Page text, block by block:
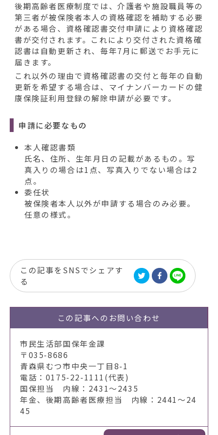
後期高齢者医療制度では、介護者や施設職員等の
第三者が被保険者本人の資格確認を補助する必要
がある場合、資格確認書交付申請により資格確認
書が交付されます。これにより交付された資格確
認書は自動更新され、毎年7月に郵送でお手元に
届きます。
これ以外の理由で資格確認書の交付と毎年の自動
更新を希望する場合は、マイナンバーカードの健
康保険証利用登録の解除申請が必要です。
申請に必要なもの
本人確認書類
氏名、住所、生年月日の記載があるもの。写
真入りの場合は1点、写真入りでない場合は2
点。
委任状
被保険者本人以外が申請する場合のみ必要。
任意の様式。
この記事をSNSでシェアす
る
この記事への お問い合わせ
市民生活部国保年金課
〒035-8686
青森県むつ市中央一丁目8-1
電話：0175-22-1111(代表)
国保担当 内線：2431～2435
年金、後期高齢者医療担当 内線：2441～24
45